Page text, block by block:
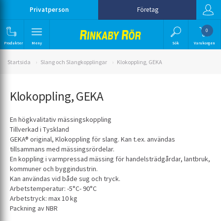
Privatperson Företag
Produkter Meny Sök
0
Varukorgen
Startsida Slang och Slangkopplingar Klokoppling, GEKA
Klokoppling, GEKA
En högkvalitativ mässingskoppling
Tillverkad i Tyskland
GEKA® original, Klokoppling för slang. Kan t.ex. användas
tillsammans med mässingsrördelar.
En koppling i varmpressad mässing för handelsträdgårdar, lantbruk,
kommuner och byggindustrin.
Kan användas vid både sug och tryck.
Arbetstemperatur: -5°C- 90°C
Arbetstryck: max 10 kg
Packning av NBR